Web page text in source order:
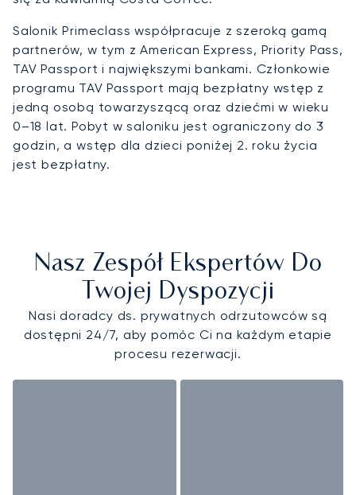
Salonik Primeclass współpracuje z szeroką gamą
partnerów, w tym z American Express, Priority Pass,
TAV Passport i największymi bankami. Członkowie
programu TAV Passport mają bezpłatny wstęp z
jedną osobą towarzyszącą oraz dziećmi w wieku
0–18 lat. Pobyt w saloniku jest ograniczony do 3
godzin, a wstęp dla dzieci poniżej 2. roku życia
jest bezpłatny.
Nasz Zespół Ekspertów Do
Twojej Dyspozycji
Nasi doradcy ds. prywatnych odrzutowców są
dostępni 24/7, aby pomóc Ci na każdym etapie
procesu rezerwacji.